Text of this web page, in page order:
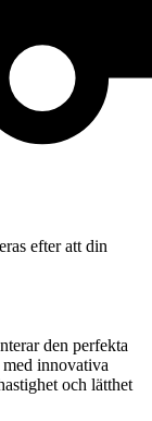
efter att din
den perfekta
innovativa
och lätthet